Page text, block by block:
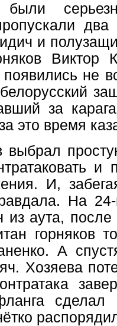
и
не
за
это время
выбрал
и
И,
На
аута, после
горняков
А
Хозяева
сделал